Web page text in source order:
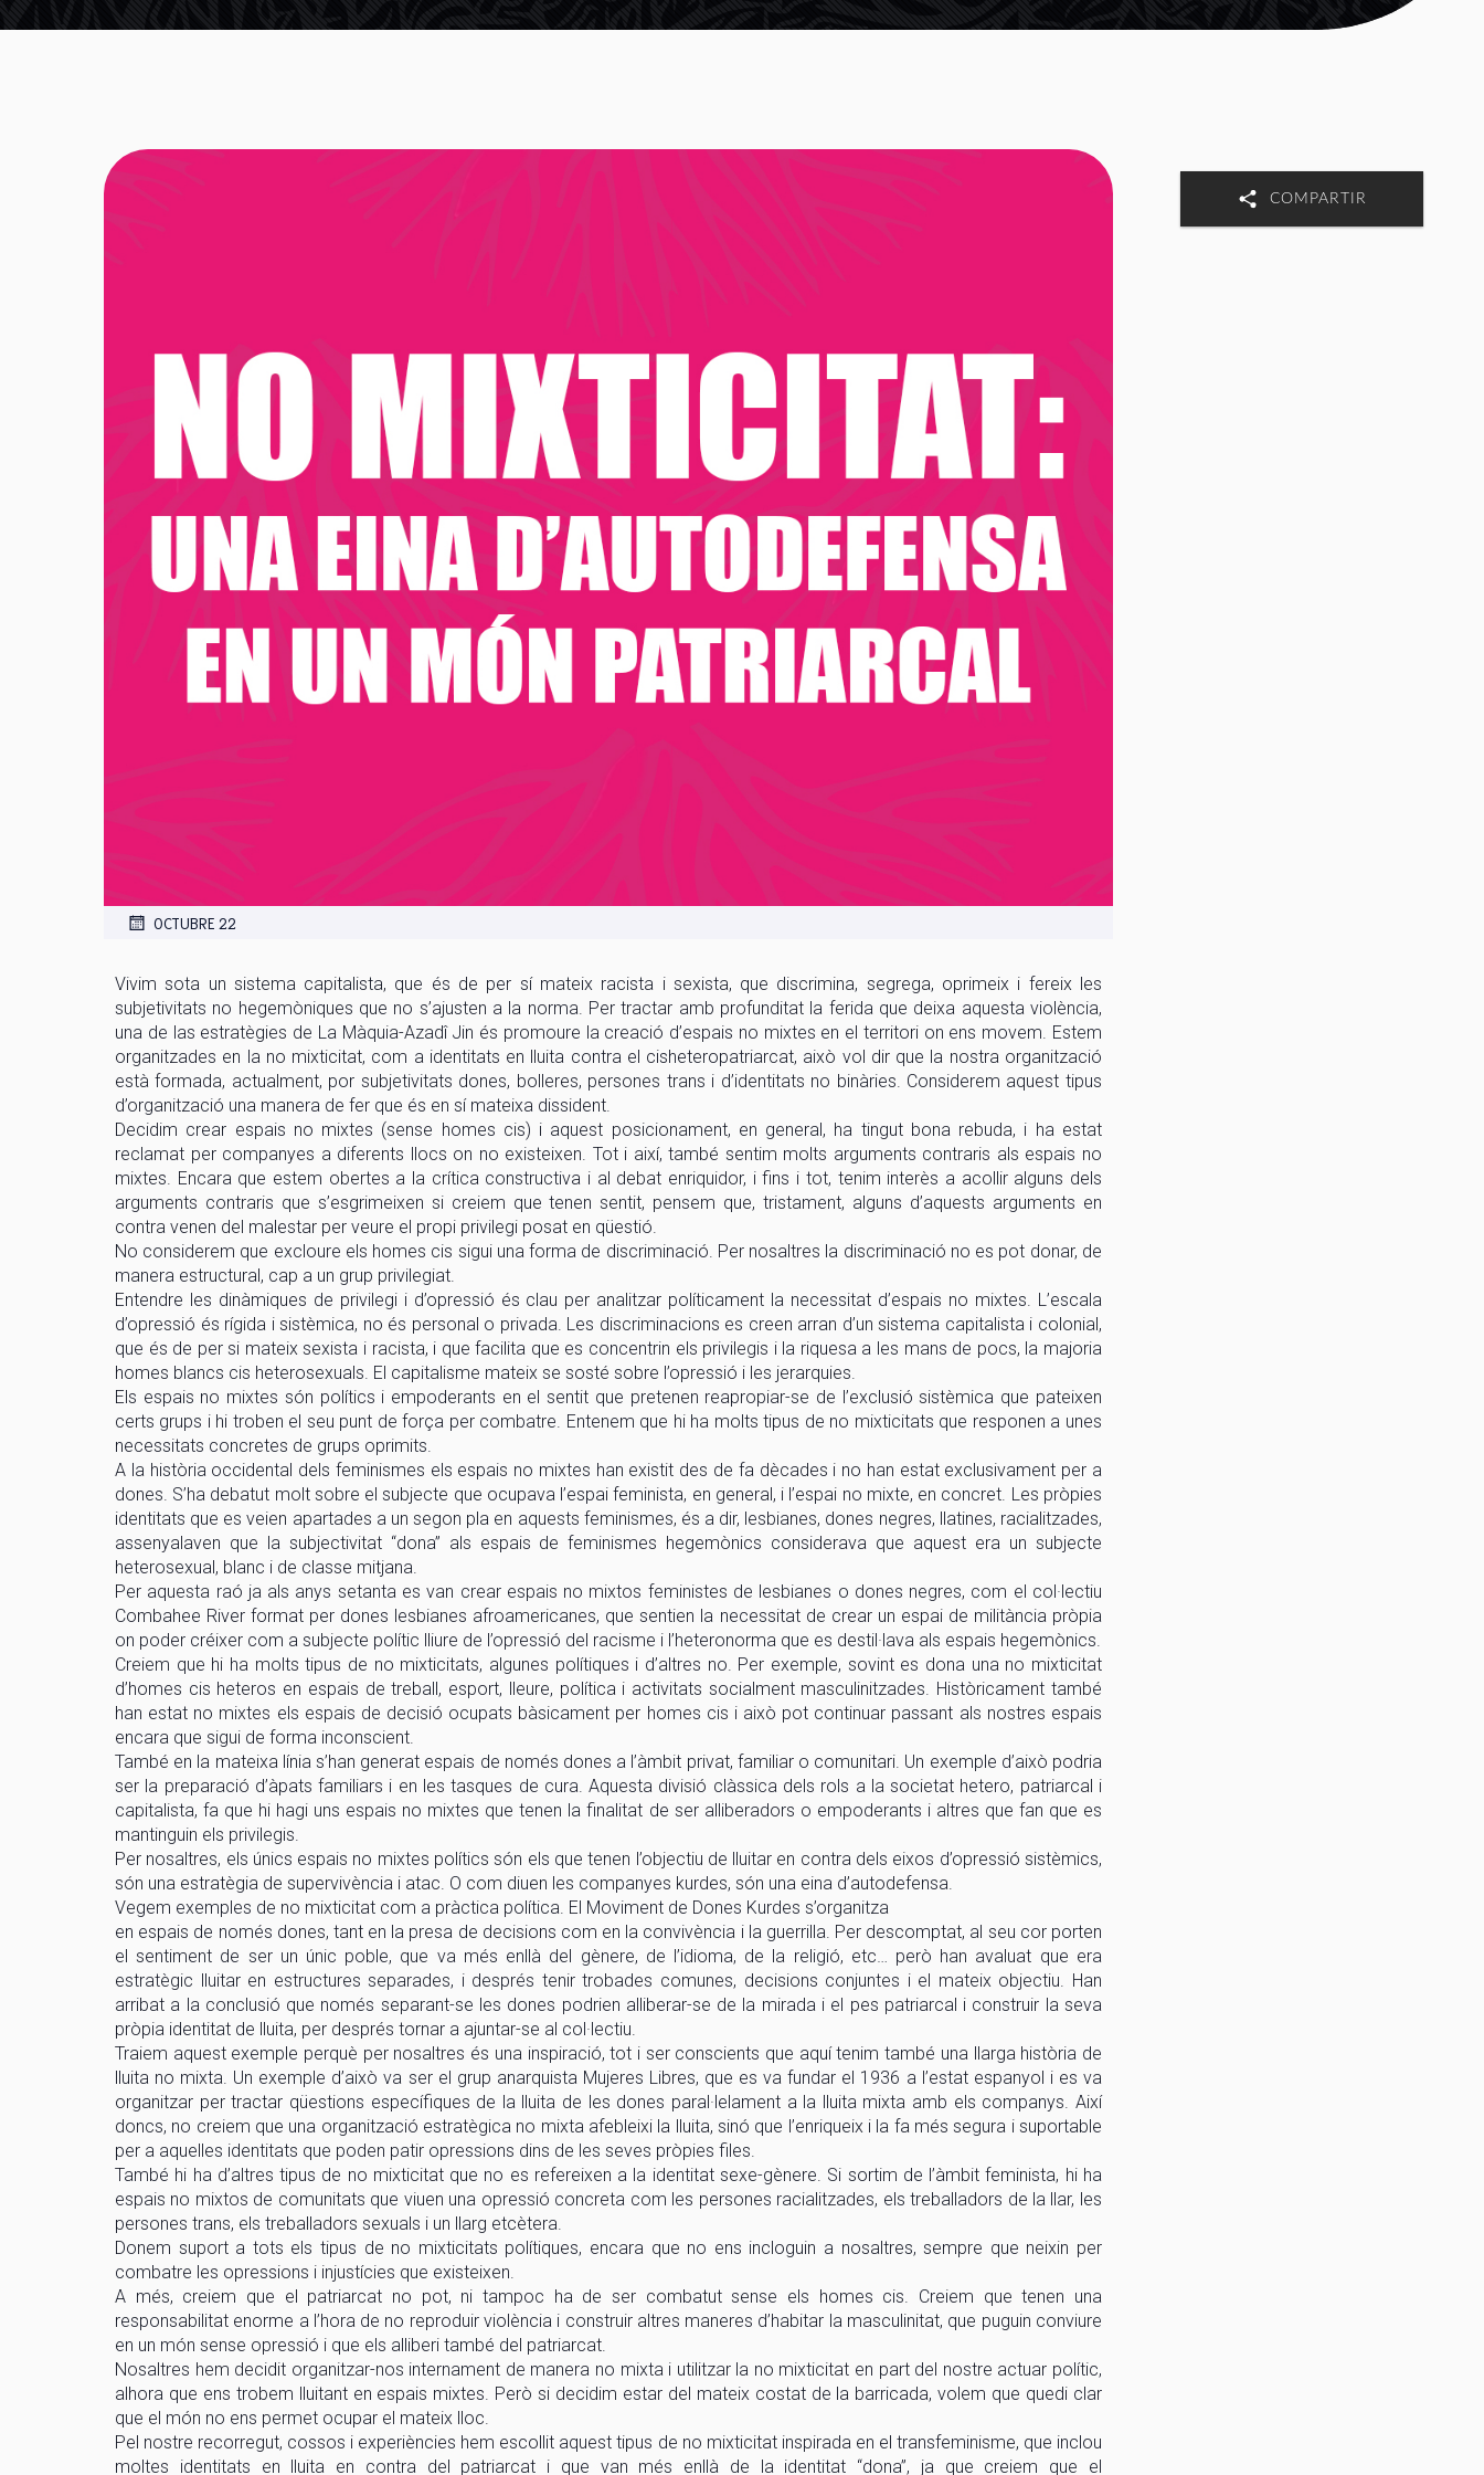
OCTUBRE 22
Vivim sota un sistema capitalista, que és de per sí mateix racista i sexista, que discrimina, segrega, oprimeix i fereix les
subjetivitats no hegemòniques que no s’ajusten a la norma. Per tractar amb profunditat la ferida que deixa aquesta violència,
una de las estratègies de La Màquia-Azadî Jin és promoure la creació d’espais no mixtes en el territori on ens movem. Estem
organitzades en la no mixticitat, com a identitats en lluita contra el cisheteropatriarcat, això vol dir que la nostra organització
està formada, actualment, por subjetivitats dones, bolleres, persones trans i d’identitats no binàries. Considerem aquest tipus
d’organització una manera de fer que és en sí mateixa dissident.
Decidim crear espais no mixtes (sense homes cis) i aquest posicionament, en general, ha tingut bona rebuda, i ha estat
reclamat per companyes a diferents llocs on no existeixen. Tot i així, també sentim molts arguments contraris als espais no
mixtes. Encara que estem obertes a la crítica constructiva i al debat enriquidor, i fins i tot, tenim interès a acollir alguns dels
arguments contraris que s’esgrimeixen si creiem que tenen sentit, pensem que, tristament, alguns d’aquests arguments en
contra venen del malestar per veure el propi privilegi posat en qüestió.
No considerem que excloure els homes cis sigui una forma de discriminació. Per nosaltres la discriminació no es pot donar, de
manera estructural, cap a un grup privilegiat.
Entendre les dinàmiques de privilegi i d’opressió és clau per analitzar políticament la necessitat d’espais no mixtes. L’escala
d’opressió és rígida i sistèmica, no és personal o privada. Les discriminacions es creen arran d’un sistema capitalista i colonial,
que és de per si mateix sexista i racista, i que facilita que es concentrin els privilegis i la riquesa a les mans de pocs, la majoria
homes blancs cis heterosexuals. El capitalisme mateix se sosté sobre l’opressió i les jerarquies.
Els espais no mixtes són polítics i empoderants en el sentit que pretenen reapropiar-se de l’exclusió sistèmica que pateixen
certs grups i hi troben el seu punt de força per combatre. Entenem que hi ha molts tipus de no mixticitats que responen a unes
necessitats concretes de grups oprimits.
A la història occidental dels feminismes els espais no mixtes han existit des de fa dècades i no han estat exclusivament per a
dones. S’ha debatut molt sobre el subjecte que ocupava l’espai feminista, en general, i l’espai no mixte, en concret. Les pròpies
identitats que es veien apartades a un segon pla en aquests feminismes, és a dir, lesbianes, dones negres, llatines, racialitzades,
assenyalaven que la subjectivitat “dona” als espais de feminismes hegemònics considerava que aquest era un subjecte
heterosexual, blanc i de classe mitjana.
Per aquesta raó ja als anys setanta es van crear espais no mixtos feministes de lesbianes o dones negres, com el col·lectiu
Combahee River format per dones lesbianes afroamericanes, que sentien la necessitat de crear un espai de militància pròpia
on poder créixer com a subjecte polític lliure de l’opressió del racisme i l’heteronorma que es destil·lava als espais hegemònics.
Creiem que hi ha molts tipus de no mixticitats, algunes polítiques i d’altres no. Per exemple, sovint es dona una no mixticitat
d’homes cis heteros en espais de treball, esport, lleure, política i activitats socialment masculinitzades. Històricament també
han estat no mixtes els espais de decisió ocupats bàsicament per homes cis i això pot continuar passant als nostres espais
encara que sigui de forma inconscient.
També en la mateixa línia s’han generat espais de només dones a l’àmbit privat, familiar o comunitari. Un exemple d’això podria
ser la preparació d’àpats familiars i en les tasques de cura. Aquesta divisió clàssica dels rols a la societat hetero, patriarcal i
capitalista, fa que hi hagi uns espais no mixtes que tenen la finalitat de ser alliberadors o empoderants i altres que fan que es
mantinguin els privilegis.
Per nosaltres, els únics espais no mixtes polítics són els que tenen l’objectiu de lluitar en contra dels eixos d’opressió sistèmics,
són una estratègia de supervivència i atac. O com diuen les companyes kurdes, són una eina d’autodefensa.
Vegem exemples de no mixticitat com a pràctica política. El Moviment de Dones Kurdes s’organitza
en espais de només dones, tant en la presa de decisions com en la convivència i la guerrilla. Per descomptat, al seu cor porten
el sentiment de ser un únic poble, que va més enllà del gènere, de l’idioma, de la religió, etc… però han avaluat que era
estratègic lluitar en estructures separades, i després tenir trobades comunes, decisions conjuntes i el mateix objectiu. Han
arribat a la conclusió que només separant-se les dones podrien alliberar-se de la mirada i el pes patriarcal i construir la seva
pròpia identitat de lluita, per després tornar a ajuntar-se al col·lectiu.
Traiem aquest exemple perquè per nosaltres és una inspiració, tot i ser conscients que aquí tenim també una llarga història de
lluita no mixta. Un exemple d’això va ser el grup anarquista Mujeres Libres, que es va fundar el 1936 a l’estat espanyol i es va
organitzar per tractar qüestions específiques de la lluita de les dones paral·lelament a la lluita mixta amb els companys. Així
doncs, no creiem que una organització estratègica no mixta afebleixi la lluita, sinó que l’enriqueix i la fa més segura i suportable
per a aquelles identitats que poden patir opressions dins de les seves pròpies files.
També hi ha d’altres tipus de no mixticitat que no es refereixen a la identitat sexe-gènere. Si sortim de l’àmbit feminista, hi ha
espais no mixtos de comunitats que viuen una opressió concreta com les persones racialitzades, els treballadors de la llar, les
persones trans, els treballadors sexuals i un llarg etcètera.
Donem suport a tots els tipus de no mixticitats polítiques, encara que no ens incloguin a nosaltres, sempre que neixin per
combatre les opressions i injustícies que existeixen.
A més, creiem que el patriarcat no pot, ni tampoc ha de ser combatut sense els homes cis. Creiem que tenen una
responsabilitat enorme a l’hora de no reproduir violència i construir altres maneres d’habitar la masculinitat, que puguin conviure
en un món sense opressió i que els alliberi també del patriarcat.
Nosaltres hem decidit organitzar-nos internament de manera no mixta i utilitzar la no mixticitat en part del nostre actuar polític,
alhora que ens trobem lluitant en espais mixtes. Però si decidim estar del mateix costat de la barricada, volem que quedi clar
que el món no ens permet ocupar el mateix lloc.
Pel nostre recorregut, cossos i experiències hem escollit aquest tipus de no mixticitat inspirada en el transfeminisme, que inclou
moltes identitats en lluita en contra del patriarcat i que van més enllà de la identitat “dona”, ja que creiem que el
COMPARTIR